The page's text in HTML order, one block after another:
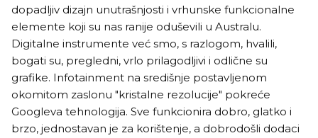
dopadljiv dizajn unutrašnjosti i vrhunske funkcionalne
elemente koji su nas ranije oduševili u Australu.
Digitalne instrumente već smo, s razlogom, hvalili,
bogati su, pregledni, vrlo prilagodljivi i odlične su
grafike. Infotainment na središnje postavljenom
okomitom zaslonu "kristalne rezolucije" pokreće
Googleva tehnologija. Sve funkcionira dobro, glatko i
brzo, jednostavan je za korištenje, a dobrodošli dodaci